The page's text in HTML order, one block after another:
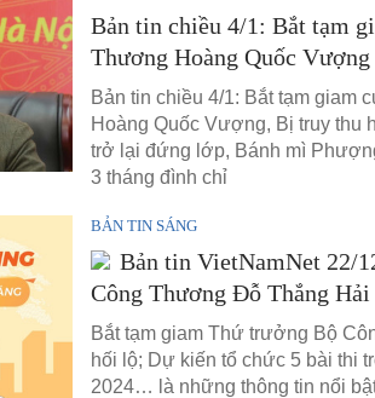
Bản tin chiều 4/1: Bắt tạm
Thương Hoàng Quốc Vượng
Bản tin chiều 4/1: Bắt tạm
Hoàng Quốc Vượng, Bị truy thu
trở lại đứng lớp, Bánh mì
3 tháng đình chỉ
BẢN TIN SÁNG
Bản tin VietNamNet 22/
Công Thương Đỗ Thắng Hải
Bắt tạm giam Thứ trưởng Bộ
hối lộ; Dự kiến tổ chức 5 bài thi
2024… là những thông tin nổi